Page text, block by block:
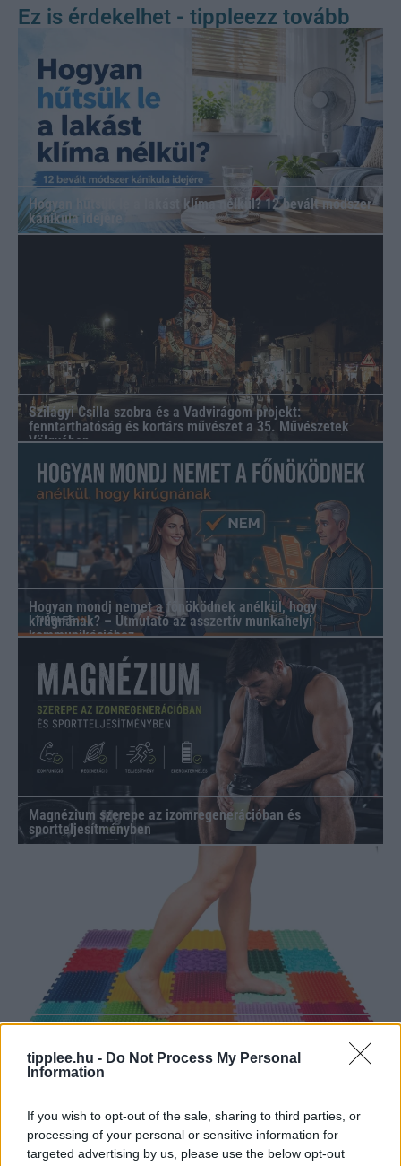
tipplee.hu - Do Not Process My Personal
Information
If you wish to opt-out of the sale, sharing to third parties, or
processing of your personal or sensitive information for
targeted advertising by us, please use the below opt-out
Ez is érdekelhet - tippleezz tovább
Hogyan hűtsük le a lakást klíma nélkül? 12 bevált módszer
kánikula idejére
Szilágyi Csilla szobra és a Vadvirágom projekt:
fenntarthatóság és kortárs művészet a 35. Művészetek
Völgyében
Hogyan mondj nemet a főnöködnek anélkül, hogy
kirúgnának? – Útmutató az asszertív munkahelyi
kommunikációhoz
Magnézium szerepe az izomregenerációban és
sportteljesítményben